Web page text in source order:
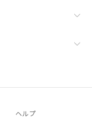
ヘルプ